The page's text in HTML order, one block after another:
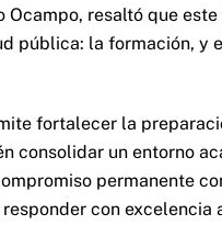
resaltó que
pública: la formación, y
fortalecer la
consolidar un entorno
permanente
con excelencia